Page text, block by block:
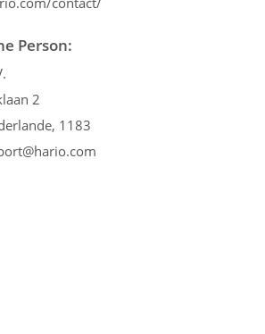
Person:
2
1183